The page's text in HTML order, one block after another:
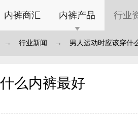
内裤商汇 内裤产品 行业
→ 行业新闻 → 男人运动时应该穿什
么内裤最好